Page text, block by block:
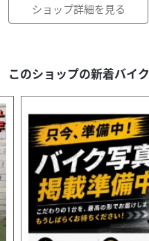
ショップ詳細を見る
このショップの新着バイク